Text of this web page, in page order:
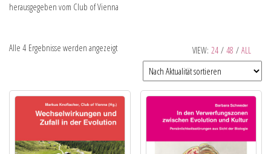
herausgegeben vom Club of Vienna
VIEW: 24 / 48 / ALL
Alle 4 Ergebnisse werden angezeigt